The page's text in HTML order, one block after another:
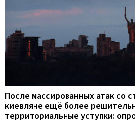
После массированных атак со
киевляне ещё более
территориальные уступки: